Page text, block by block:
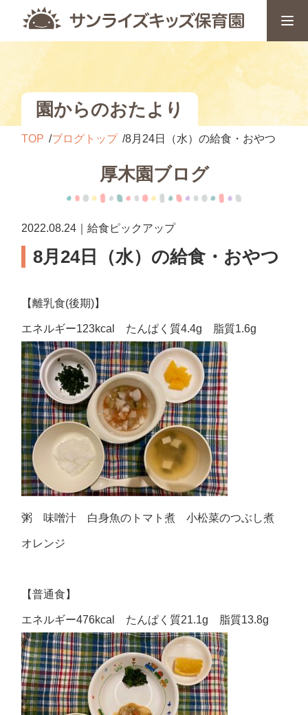
園からのおたより
TOP ブログトップ 8月24日（水）の給食・おやつ
厚木園ブログ
2022.08.24｜給食ピックアップ
8月24日（水）の給食・おやつ
【離乳食(後期)】
エネルギー123kcal たんぱく質4.4g 脂質1.6g
粥 味噌汁 白身魚のトマト煮 小松菜のつぶし煮
オレンジ
【普通食】
エネルギー476kcal たんぱく質21.1g 脂質13.8g